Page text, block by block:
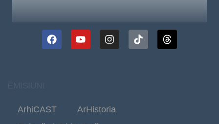
ArhiCAST
ArHistoria